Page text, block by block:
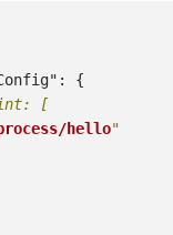
:
{
[
hello"